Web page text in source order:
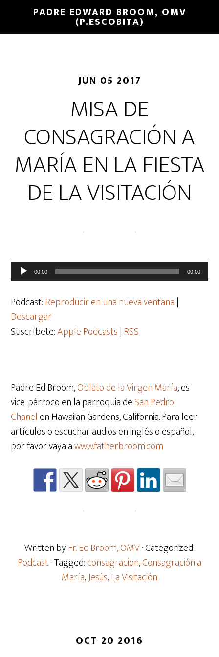
PADRE EDWARD BROOM, OMV
(P.ESCOBITA)
JUN 05 2017
MISA DE
CONSAGRACIÓN A
MARÍA EN LA FIESTA
DE LA VISITACIÓN
Reproductor
de
audio
00:00 00:00
Podcast:Reproducir en una nueva ventana|
Descargar
Suscríbete:Apple Podcasts|RSS
Padre Ed Broom,Oblato de la Virgen María, es
vice-párroco en la parroquia deSan Pedro
Chanel en Hawaiian Gardens, California. Para leer
artículos o escuchar audios en inglés o español,
por favor vaya awww.fatherbroom.com
Written byFr. Ed Broom, OMV· Categorized:
Podcast· Tagged:consagracion,Consagración a
María,Jesús,La Visitación
OCT 20 2016